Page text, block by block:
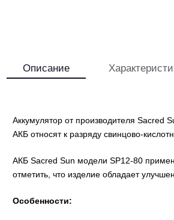
Описание
Аккумулятор от производителя Sacred
АКБ относят к разряду свинцово-
АКБ Sacred Sun модели SP12-80
отметить, что изделие обладает
Особенности: